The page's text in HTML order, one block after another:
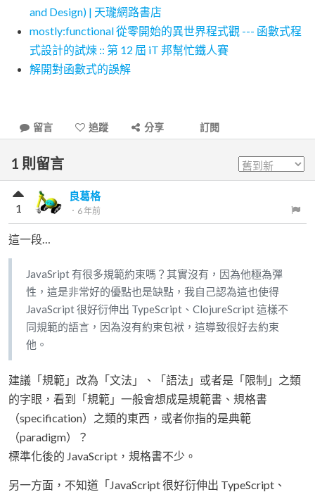
and Design) | 天瓏網路書店
mostly:functional 從零開始的異世界程式觀 --- 函數式程
式設計的試煉 :: 第 12 屆 iT 邦幫忙鐵人賽
解開對函數式的誤解
留言 追蹤 分享 訂閱
1 則留言
良葛格
． 6 年前
1
這一段…
JavaSript 有很多規範約束嗎？其實沒有，因為他極為彈
性，這是非常好的優點也是缺點，我自己認為這也使得
JavaScript 很好衍伸出 TypeScript、ClojureScript 這樣不
同規範的語言，因為沒有約束包袱，這導致很好去約束
他。
建議「規範」改為「文法」、「語法」或者是「限制」之類
的字眼，看到「規範」一般會想成是規範書、規格書
（specification）之類的東西，或者你指的是典範
（paradigm）？
標準化後的 JavaScript，規格書不少。
另一方面，不知道「JavaScript 很好衍伸出 TypeScript、